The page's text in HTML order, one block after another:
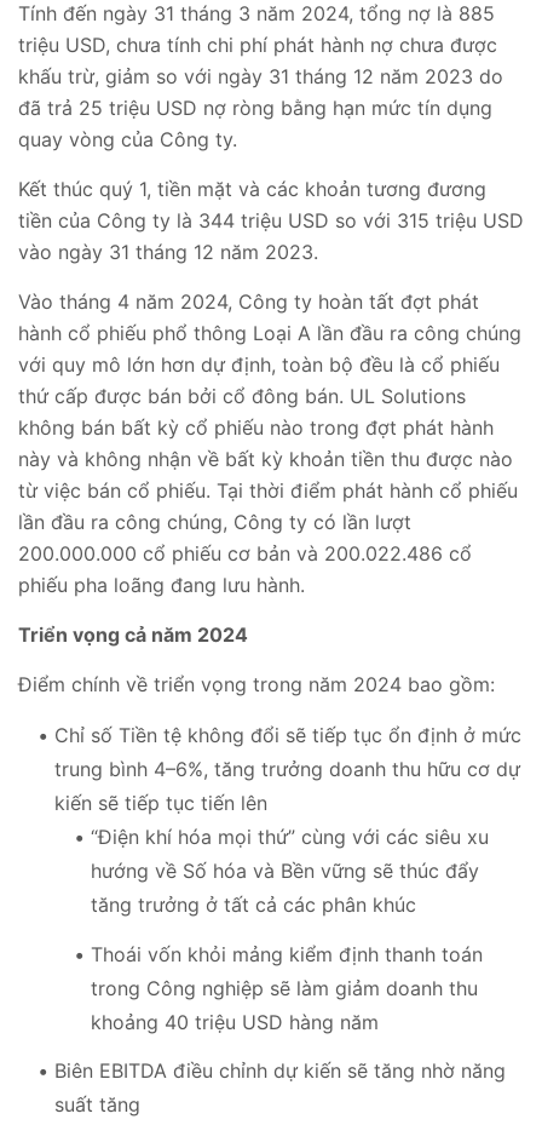
Tính đến ngày 31 tháng 3 năm 2024, tổng nợ là 885
triệu USD, chưa tính chi phí phát hành nợ chưa được
khấu trừ, giảm so với ngày 31 tháng 12 năm 2023 do
đã trả 25 triệu USD nợ ròng bằng hạn mức tín dụng
quay vòng của Công ty.
Kết thúc quý 1, tiền mặt và các khoản tương đương
tiền của Công ty là 344 triệu USD so với 315 triệu USD
vào ngày 31 tháng 12 năm 2023.
Vào tháng 4 năm 2024, Công ty hoàn tất đợt phát
hành cổ phiếu phổ thông Loại A lần đầu ra công chúng
với quy mô lớn hơn dự định, toàn bộ đều là cổ phiếu
thứ cấp được bán bởi cổ đông bán. UL Solutions
không bán bất kỳ cổ phiếu nào trong đợt phát hành
này và không nhận về bất kỳ khoản tiền thu được nào
từ việc bán cổ phiếu. Tại thời điểm phát hành cổ phiếu
lần đầu ra công chúng, Công ty có lần lượt
200.000.000 cổ phiếu cơ bản và 200.022.486 cổ
phiếu pha loãng đang lưu hành.
Triển vọng cả năm 2024
Điểm chính về triển vọng trong năm 2024 bao gồm:
Chỉ số Tiền tệ không đổi sẽ tiếp tục ổn định ở mức
trung bình 4–6%, tăng trưởng doanh thu hữu cơ dự
kiến sẽ tiếp tục tiến lên
“Điện khí hóa mọi thứ” cùng với các siêu xu
hướng về Số hóa và Bền vững sẽ thúc đẩy
tăng trưởng ở tất cả các phân khúc
Thoái vốn khỏi mảng kiểm định thanh toán
trong Công nghiệp sẽ làm giảm doanh thu
khoảng 40 triệu USD hàng năm
Biên EBITDA điều chỉnh dự kiến sẽ tăng nhờ năng
suất tăng